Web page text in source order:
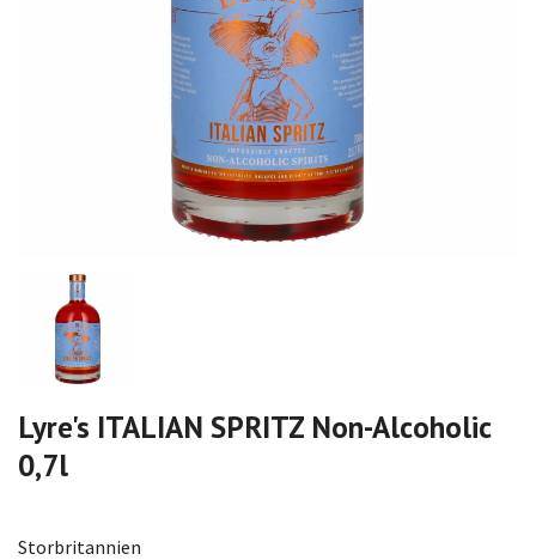
Lyre's ITALIAN SPRITZ Non-Alcoholic
0,7l
Storbritannien